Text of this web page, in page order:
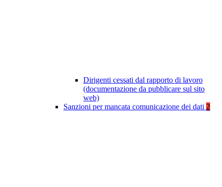
Dirigenti cessati dal rapporto di lavoro
(documentazione da pubblicare sul sito
web)
Sanzioni per mancata comunicazione dei dati 2